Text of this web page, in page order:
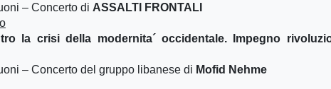
– Concerto di ASSALTI FRONTALI
la crisi della modernita´ occidentale. Impegno
– Concerto del gruppo libanese di Mofid Nehme